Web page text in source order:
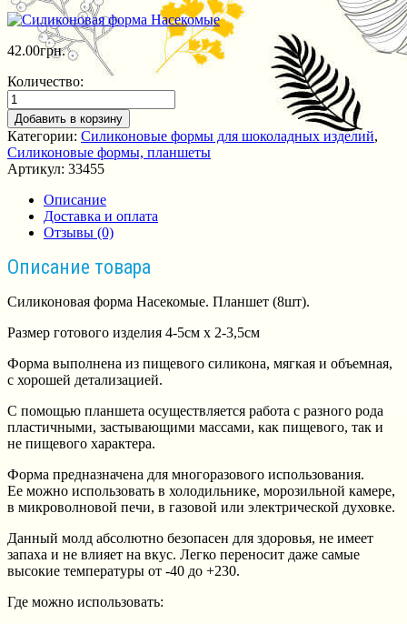
42.00грн.
Количество:
Добавить в корзину
Категории: Силиконовые формы для шоколадных изделий,
Силиконовые формы, планшеты
Артикул: 33455
Описание
Доставка и оплата
Отзывы (0)
Описание товара
Силиконовая форма Насекомые. Планшет (8шт).
Размер готового изделия 4-5см х 2-3,5см
Форма выполнена из пищевого силикона, мягкая и объемная,
с хорошей детализацией.
С помощью планшета осуществляется работа с разного рода
пластичными, застывающими массами, как пищевого, так и
не пищевого характера.
Форма предназначена для многоразового использования.
Ее можно использовать в холодильнике, морозильной камере,
в микроволновой печи, в газовой или электрической духовке.
Данный молд абсолютно безопасен для здоровья, не имеет
запаха и не влияет на вкус. Легко переносит даже самые
высокие температуры от -40 до +230.
Где можно использовать: